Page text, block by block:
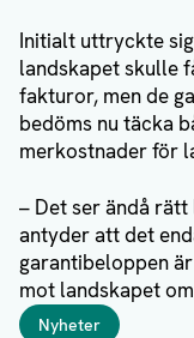
Initialt uttryckte
landskapet skulle
fakturor, men de
bedöms nu täcka
merkostnader för
– Det ser ändå rätt
antyder att det
garantibeloppen
mot landskapet
Taggar
Nyheter